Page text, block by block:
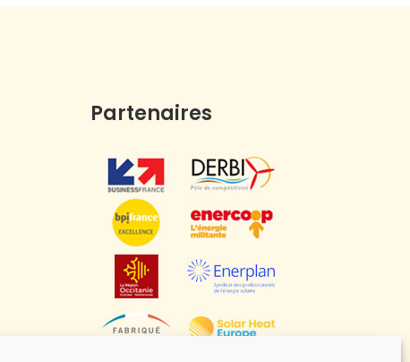
Partenaires